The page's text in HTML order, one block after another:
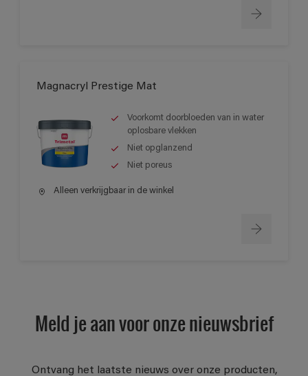
Magnacryl Prestige Mat
Voorkomt doorbloeden van in water
oplosbare vlekken
Niet opglanzend
Niet poreus
Alleen verkrijgbaar in de winkel
Meld je aan voor onze nieuwsbrief
Ontvang het laatste nieuws over onze producten,